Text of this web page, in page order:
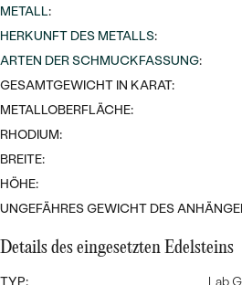
Wave
NACH DER FARBE
NACH DER FORM
MASSGEFERTIGTER
DIAMANTEN
Ohrrinnge
ANSEHEN
Ringe
METALL:
HERKUNFT DES METALLS:
ARTEN DER SCHMUCKFASSUNG:
GESAMTGEWICHT IN KARAT:
METALLOBERFLÄCHE:
RHODIUM:
BREITE:
HÖHE:
UNGEFÄHRES GEWICHT DES
Details des eingesetzten Edelsteins
TYP:
Lab